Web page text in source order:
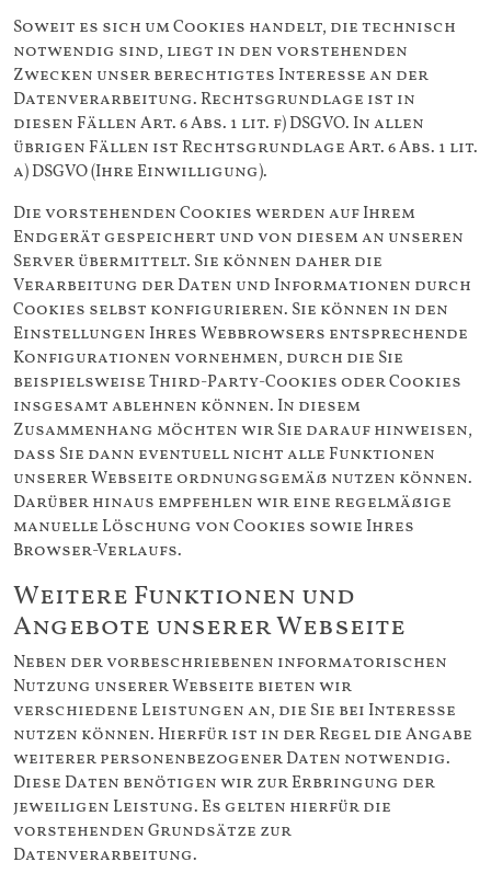
Soweit es sich um Cookies handelt, die technisch
notwendig sind, liegt in den vorstehenden
Zwecken unser berechtigtes Interesse an der
Datenverarbeitung. Rechtsgrundlage ist in
diesen Fällen Art. 6 Abs. 1 lit. f) DSGVO. In allen
übrigen Fällen ist Rechtsgrundlage Art. 6 Abs. 1 lit.
a) DSGVO (Ihre Einwilligung).
Die vorstehenden Cookies werden auf Ihrem
Endgerät gespeichert und von diesem an unseren
Server übermittelt. Sie können daher die
Verarbeitung der Daten und Informationen durch
Cookies selbst konfigurieren. Sie können in den
Einstellungen Ihres Webbrowsers entsprechende
Konfigurationen vornehmen, durch die Sie
beispielsweise Third-Party-Cookies oder Cookies
insgesamt ablehnen können. In diesem
Zusammenhang möchten wir Sie darauf hinweisen,
dass Sie dann eventuell nicht alle Funktionen
unserer Webseite ordnungsgemäß nutzen können.
Darüber hinaus empfehlen wir eine regelmäßige
manuelle Löschung von Cookies sowie Ihres
Browser-Verlaufs.
Weitere Funktionen und
Angebote unserer Webseite
Neben der vorbeschriebenen informatorischen
Nutzung unserer Webseite bieten wir
verschiedene Leistungen an, die Sie bei Interesse
nutzen können. Hierfür ist in der Regel die Angabe
weiterer personenbezogener Daten notwendig.
Diese Daten benötigen wir zur Erbringung der
jeweiligen Leistung. Es gelten hierfür die
vorstehenden Grundsätze zur
Datenverarbeitung.